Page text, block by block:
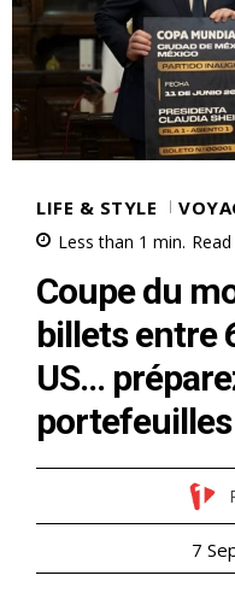
LIFE & STYLE
Less than 1 min. Read
Coupe du
billets entre
US…
portefeuilles
7